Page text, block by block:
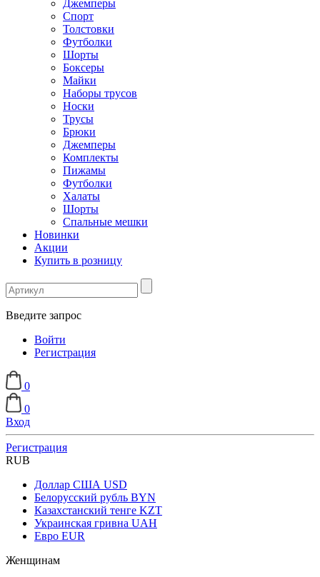
Джемперы
Спорт
Толстовки
Футболки
Шорты
Боксеры
Майки
Наборы трусов
Носки
Трусы
Брюки
Джемперы
Комплекты
Пижамы
Футболки
Халаты
Шорты
Спальные мешки
Новинки
Акции
Купить в розницу
Введите запрос
Войти
Регистрация
0
0
Вход
Регистрация
RUB
Доллар США USD
Белорусский рубль BYN
Казахстанский тенге KZT
Украинская гривна UAH
Евро EUR
Женщинам